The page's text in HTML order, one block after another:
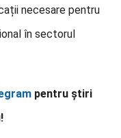
necesare pentru
în sectorul
pentru știri